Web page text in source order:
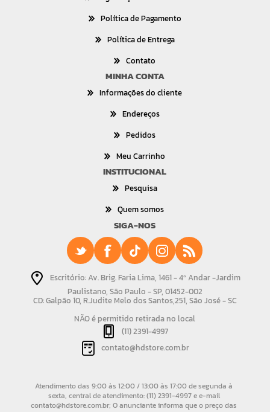
Política de Pagamento
Política de Entrega
Contato
MINHA CONTA
Informações do cliente
Endereços
Pedidos
Meu Carrinho
INSTITUCIONAL
Pesquisa
Quem somos
SIGA-NOS
Escritório: Av. Brig. Faria Lima, 1461 - 4º Andar -Jardim
Paulistano, São Paulo - SP, 01452-002
CD: Galpão 10, R.Judite Melo dos Santos,251, São José - SC
NÃO é permitido retirada no local
(11) 2391-4997
contato@hdstore.com.br